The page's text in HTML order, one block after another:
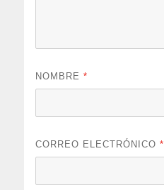
NOMBRE*
CORREO ELECTRÓNICO*